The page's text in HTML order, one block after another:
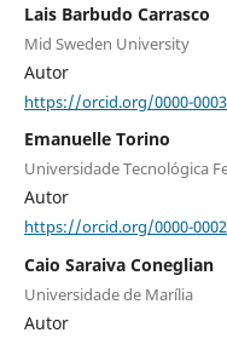
Lais Barbudo Carrasco
Mid Sweden University
Autor
https://orcid.org/0000-
Emanuelle Torino
Universidade Tecnológica
Autor
https://orcid.org/0000-
Caio Saraiva Coneglian
Universidade de Marília
Autor